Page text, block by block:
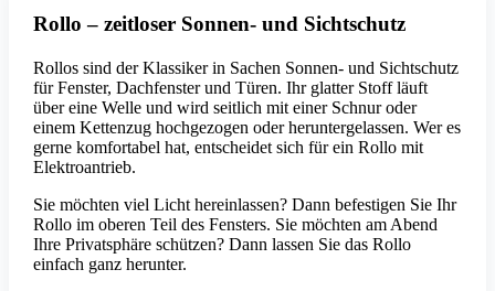
Rollo – zeitloser Sonnen- und Sichtschutz
Rollos sind der Klassiker in Sachen Sonnen- und Sichtschutz
für Fenster, Dachfenster und Türen. Ihr glatter Stoff läuft
über eine Welle und wird seitlich mit einer Schnur oder
einem Kettenzug hochgezogen oder heruntergelassen. Wer es
gerne komfortabel hat, entscheidet sich für ein Rollo mit
Elektroantrieb.
Sie möchten viel Licht hereinlassen? Dann befestigen Sie Ihr
Rollo im oberen Teil des Fensters. Sie möchten am Abend
Ihre Privatsphäre schützen? Dann lassen Sie das Rollo
einfach ganz herunter.